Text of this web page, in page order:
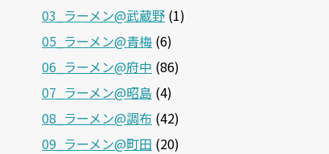
03_ラーメン@武蔵野 (1)
05_ラーメン@青梅 (6)
06_ラーメン@府中 (86)
07_ラーメン@昭島 (4)
08_ラーメン@調布 (42)
09_ラーメン@町田 (20)